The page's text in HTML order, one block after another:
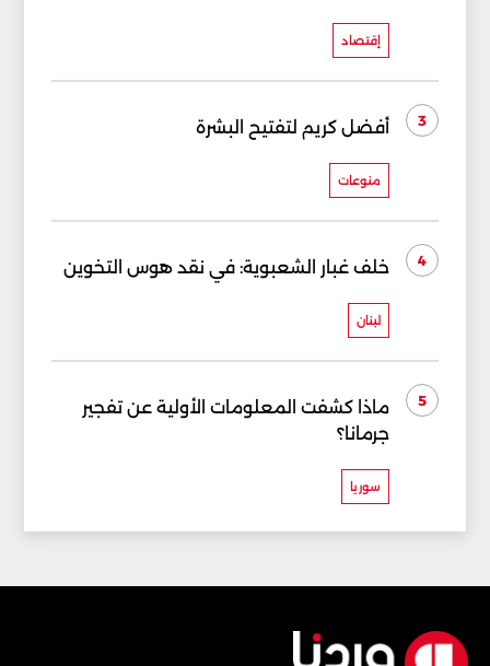
إقتصاد
3 أفضل كريم لتفتيح البشرة
منوعات
4 خلف غبار الشعبوية: في نقد هوس التخوين
لبنان
5
ماذا كشفت المعلومات الأولية عن تفجير
جرمانا؟
سوريا